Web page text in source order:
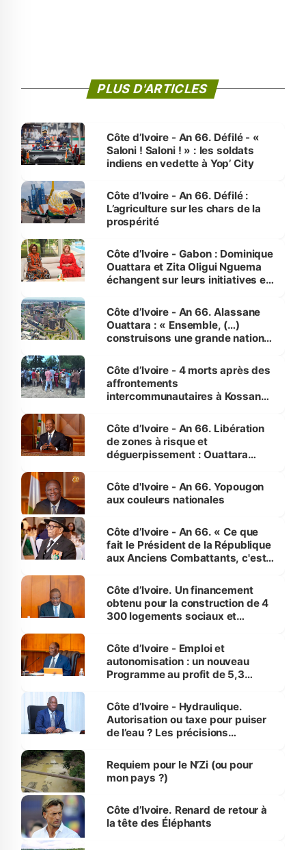
PLUS D'ARTICLES
Côte d’Ivoire - An 66. Défilé - «
Saloni ! Saloni ! » : les soldats
indiens en vedette à Yop’ City
Côte d’Ivoire - An 66. Défilé :
L’agriculture sur les chars de la
prospérité
Côte d’Ivoire - Gabon : Dominique
Ouattara et Zita Oligui Nguema
échangent sur leurs initiatives en
enfants
Côte d’Ivoire - An 66. Alassane
Ouattara : « Ensemble, (…)
construisons une grande nation
générations futures »
Côte d’Ivoire - 4 morts après des
affrontements
intercommunautaires à Kossandji
milieu des sinistrés
Côte d’Ivoire - An 66. Libération
de zones à risque et
déguerpissement : Ouattara
l'Etat de droit pour préserver les
vies humaines »
Côte d'Ivoire - An 66. Yopougon
aux couleurs nationales
Côte d’Ivoire - An 66. « Ce que
fait le Président de la République
aux Anciens Combattants, c'est
Côte d’Ivoire. Un financement
obtenu pour la construction de 4
300 logements sociaux et
et Yamoussoukro
Côte d’Ivoire - Emploi et
autonomisation : un nouveau
Programme au profit de 5,3
Côte d’Ivoire - Hydraulique.
Autorisation ou taxe pour puiser
de l’eau ? Les précisions
Requiem pour le N’Zi (ou pour
mon pays ?)
Côte d’Ivoire. Renard de retour à
la tête des Éléphants